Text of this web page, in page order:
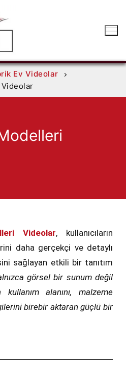
Ev Videolar
Videolar, kullanıcıların
daha gerçekçi ve detaylı
sağlayan etkili bir tanıtım
görsel bir sunum değil
kullanım alanını, malzeme
birebir aktaran güçlü bir